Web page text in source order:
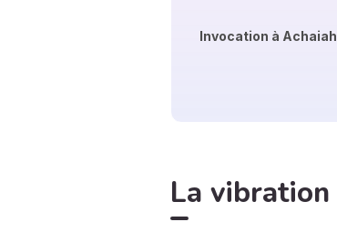
Invocation à Achaiah
La vibration